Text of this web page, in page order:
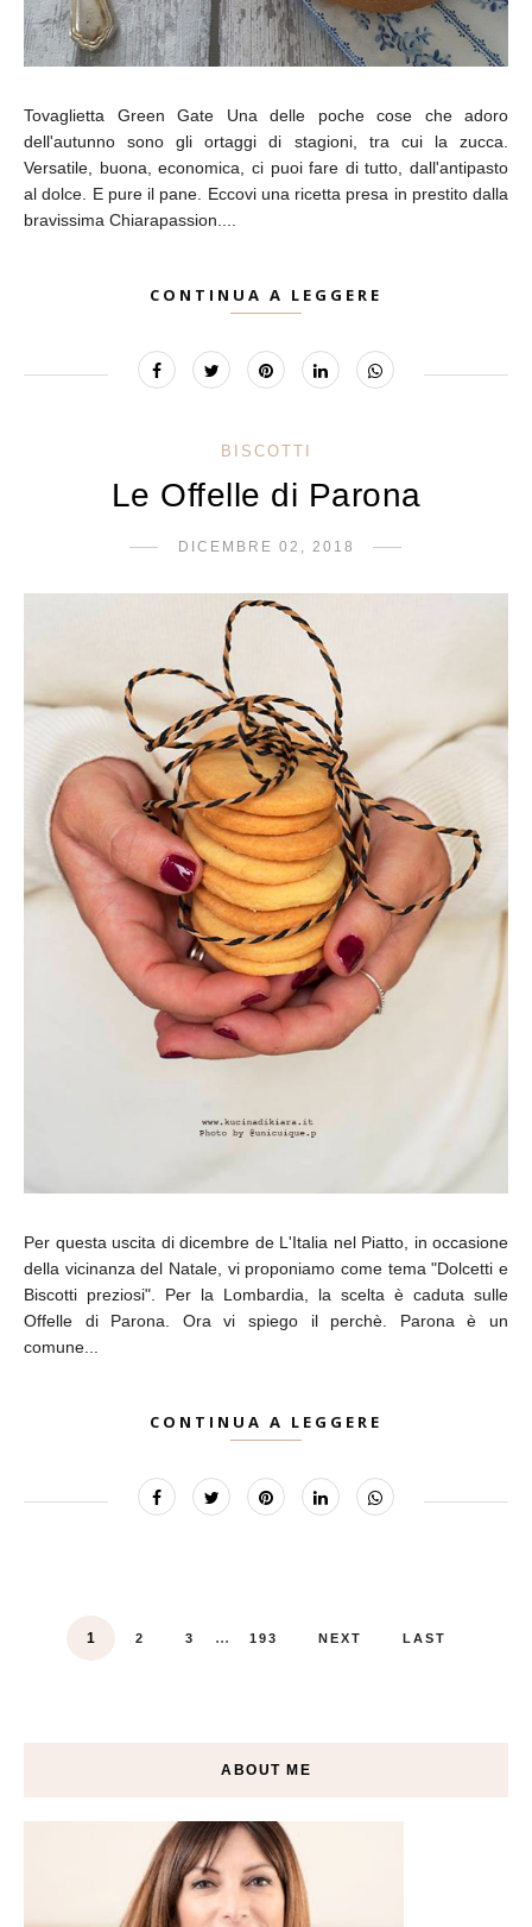
Tovaglietta Green Gate Una delle poche cose che adoro
dell'autunno sono gli ortaggi di stagioni, tra cui la zucca.
Versatile, buona, economica, ci puoi fare di tutto, dall'antipasto
al dolce. E pure il pane. Eccovi una ricetta presa in prestito dalla
bravissima Chiarapassion....
CONTINUA A LEGGERE
BISCOTTI
Le Offelle di Parona
DICEMBRE 02, 2018
Per questa uscita di dicembre de L'Italia nel Piatto, in occasione
della vicinanza del Natale, vi proponiamo come tema "Dolcetti e
Biscotti preziosi". Per la Lombardia, la scelta è caduta sulle
Offelle di Parona. Ora vi spiego il perchè. Parona è un
comune...
CONTINUA A LEGGERE
1 2 3 ... 193 NEXT LAST
ABOUT ME